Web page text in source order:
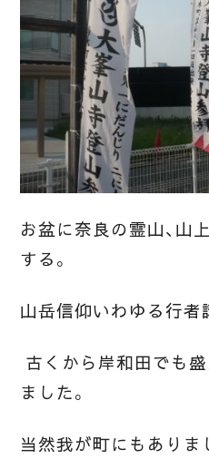
お盆に奈良の霊山、山
する。
山岳信仰いわゆる行者
古くから岸和田でも
ました。
当然我が町にもありま